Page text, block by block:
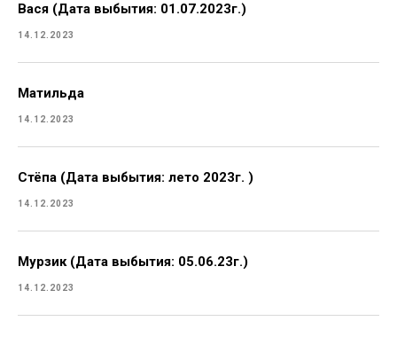
Вася (Дата выбытия: 01.07.2023г.)
14.12.2023
Матильда
14.12.2023
Стёпа (Дата выбытия: лето 2023г. )
14.12.2023
Мурзик (Дата выбытия: 05.06.23г.)
14.12.2023